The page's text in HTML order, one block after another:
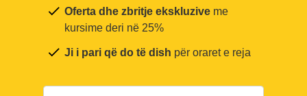
Oferta dhe zbritje ekskluzive me
kursime deri në 25%
Ji i pari që do të dish për oraret e reja